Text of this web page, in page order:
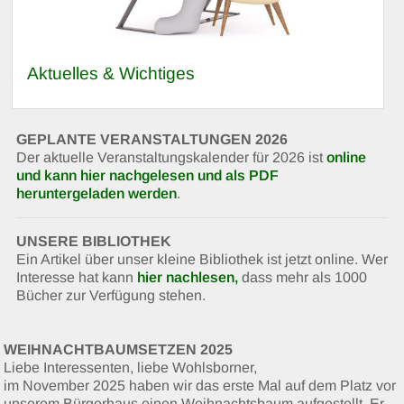
Aktuelles & Wichtiges
GEPLANTE VERANSTALTUNGEN 2026
Der aktuelle Veranstaltungskalender für 2026 ist online
und kann hier nachgelesen und als PDF
heruntergeladen werden.
UNSERE BIBLIOTHEK
Ein Artikel über unser kleine Bibliothek ist jetzt online. Wer
Interesse hat kann hier nachlesen,dass mehr als 1000
Bücher zur Verfügung stehen.
WEIHNACHTBAUMSETZEN 2025
Liebe Interessenten, liebe Wohlsborner,
im November 2025 haben wir das erste Mal auf dem Platz vor